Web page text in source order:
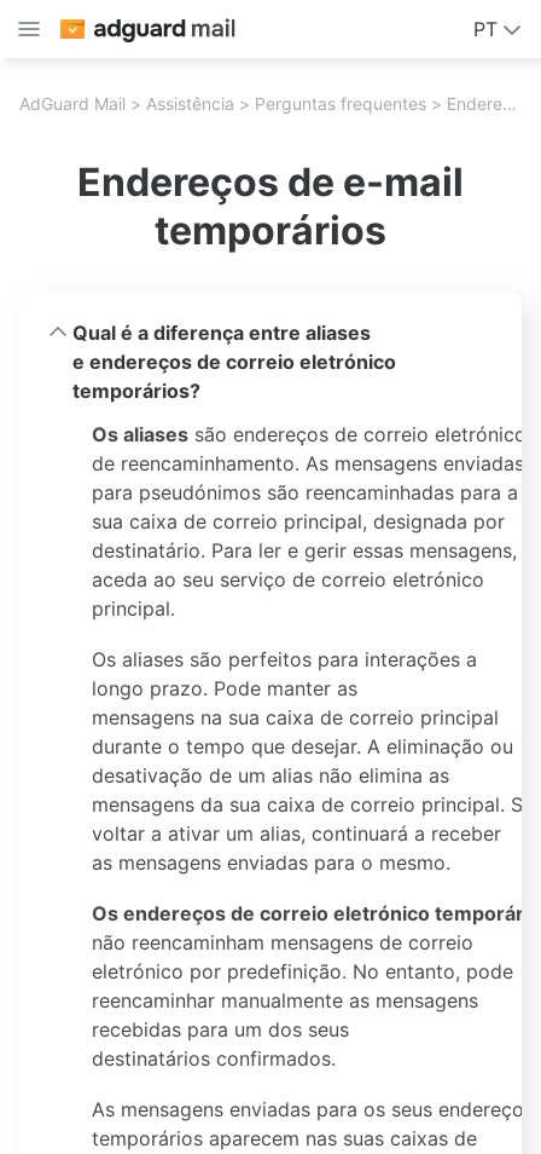
PT
AdGuard Mail Assistência Perguntas frequentes Endereços de e-mail temporários
Endereços de e-mail
temporários
Qual é a diferença entre aliases
e endereços de correio eletrónico
temporários?
Os aliases são endereços de correio eletrónico
de reencaminhamento. As mensagens enviadas
para pseudónimos são reencaminhadas para a
sua caixa de correio principal, designada por
destinatário. Para ler e gerir essas mensagens,
aceda ao seu serviço de correio eletrónico
principal.
Os aliases são perfeitos para interações a
longo prazo. Pode manter as
mensagens na sua caixa de correio principal
durante o tempo que desejar. A eliminação ou
desativação de um alias não elimina as
mensagens da sua caixa de correio principal. Se
voltar a ativar um alias, continuará a receber
as mensagens enviadas para o mesmo.
Os endereços de correio eletrónico
não reencaminham mensagens de correio
eletrónico por predefinição. No entanto, pode
reencaminhar manualmente as mensagens
recebidas para um dos seus
destinatários confirmados.
As mensagens enviadas para os seus endereços
temporários aparecem nas suas caixas de